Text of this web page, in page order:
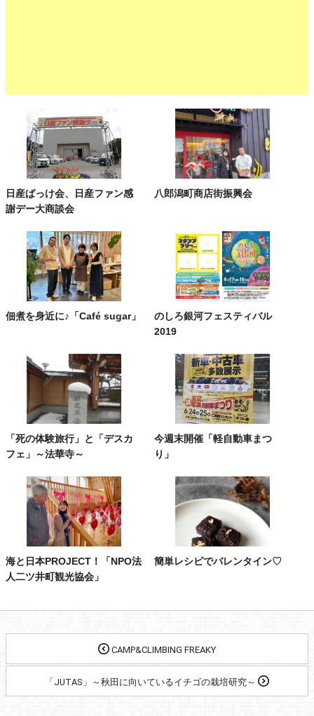
日産ばっけ会、日産ファン感
謝デー大商談会
八郎潟町商店街振興会
佃煮を身近に♪「Café sugar」
のしろ銀河フェスティバル
2019
「死の体験旅行」と「デスカ
フェ」～法華寺～
今週末開催「軽自動車まつ
り」
海と日本PROJECT！「NPO法
人二ツ井町観光協会」
簡単レシピでバレンタイン♡
CAMP&CLIMBING FREAKY
「JUTAS」～秋田に向いているイチゴの栽培研究～